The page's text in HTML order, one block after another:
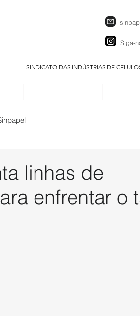
Siga-
SINDICATO DAS INDÚSTRIAS DE
linhas de
enfrentar o